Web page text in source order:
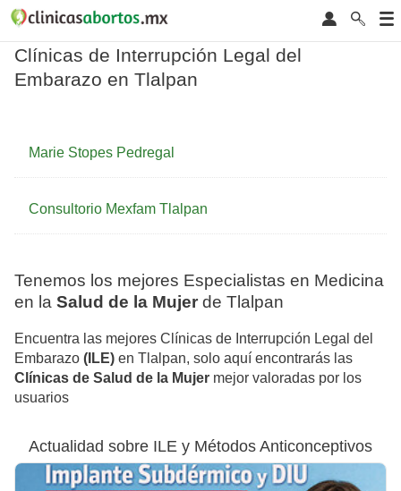
Clínicas de Interrupción Legal del
Embarazo en Tlalpan
Marie Stopes Pedregal
Consultorio Mexfam Tlalpan
Tenemos los mejores Especialistas en Medicina
en la Salud de la Mujer de Tlalpan
Encuentra las mejores Clínicas de Interrupción Legal del
Embarazo (ILE) en Tlalpan, solo aquí encontrarás las
Clínicas de Salud de la Mujer mejor valoradas por los
usuarios
Actualidad sobre ILE y Métodos Anticonceptivos